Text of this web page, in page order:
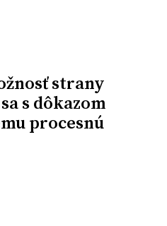
strany
s dôkazom
procesnú